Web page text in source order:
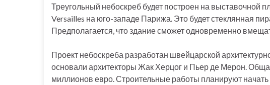
Треугольный небоскреб будет построен на выставочной
Versailles на юго-западе Парижа. Это будет стеклянная
Предполагается, что здание сможет одновременно
Проект небоскреба разработан швейцарской
основали архитекторы Жак Херцог и Пьер де Мерон.
миллионов евро. Строительные работы планируют начать